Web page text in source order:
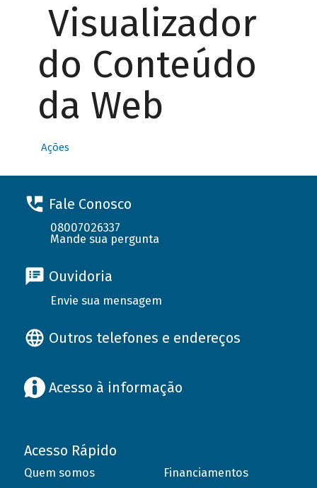
Visualizador
do Conteúdo
da Web
Ações
Fale Conosco
08007026337
Mande sua pergunta
Ouvidoria
Envie sua mensagem
Outros telefones e endereços
Acesso à informação
Acesso Rápido
Quem somos
Financiamentos